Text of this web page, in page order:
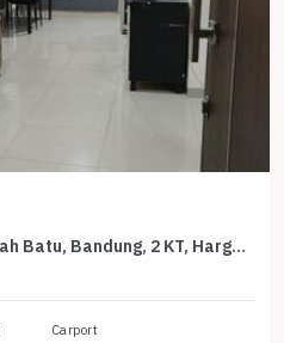
Rumah Sewaan Murah di Buah Batu, Bandung, 2 KT, Harga 42 Juta /tahun
Carport